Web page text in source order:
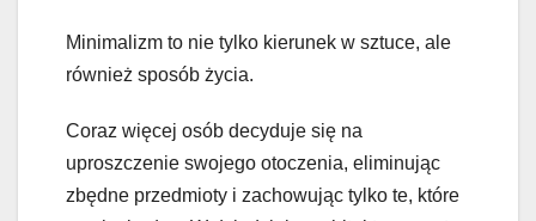
Minimalizm to nie tylko kierunek w sztuce, ale
również sposób życia.
Coraz więcej osób decyduje się na
uproszczenie swojego otoczenia, eliminując
zbędne przedmioty i zachowując tylko te, które